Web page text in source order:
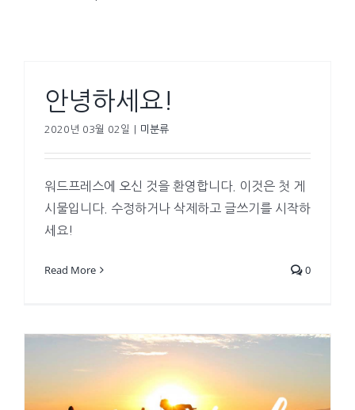
안녕하세요!
2020년 03월 02일 미분류
워드프레스에 오신 것을 환영합니다. 이것은 첫 게
시물입니다. 수정하거나 삭제하고 글쓰기를 시작하
세요!
Read More 0